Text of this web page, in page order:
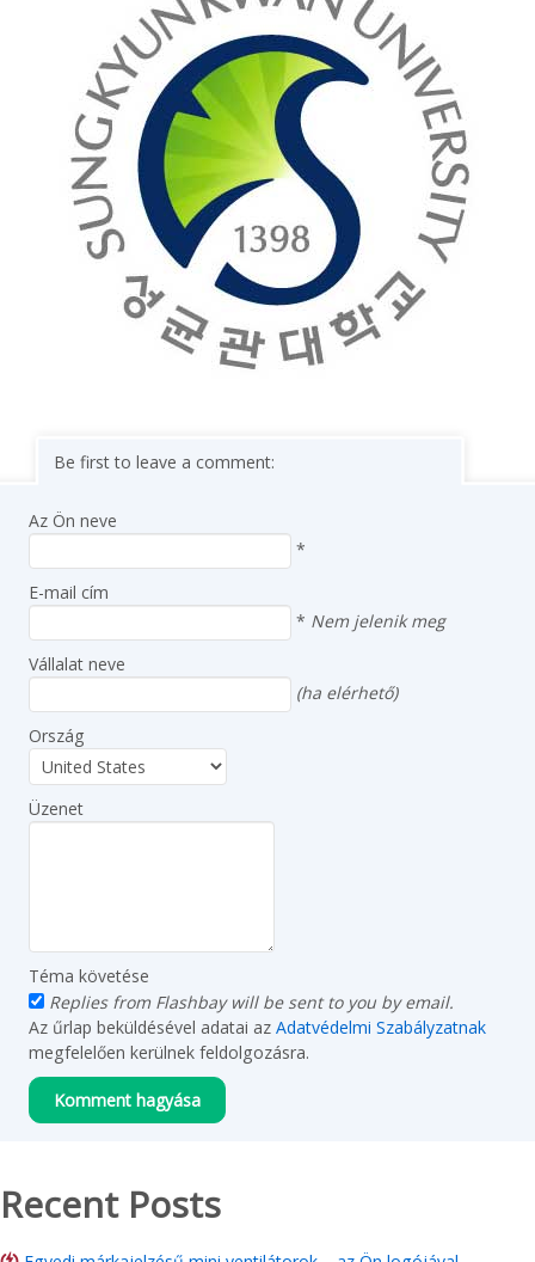
Be first to leave a comment:
Az Ön neve
*
E-mail cím
* Nem jelenik meg
Vállalat neve
(ha elérhető)
Ország
Üzenet
Téma követése
Replies from Flashbay will be sent to you by email.
Az űrlap beküldésével adatai az Adatvédelmi Szabályzatnak
megfelelően kerülnek feldolgozásra.
Recent Posts